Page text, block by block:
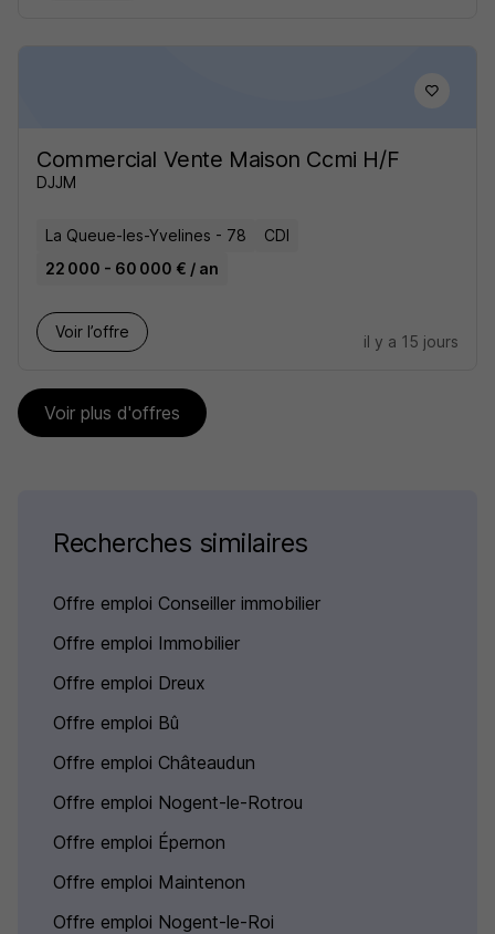
Commercial Vente Maison Ccmi H/F
DJJM
La Queue-les-Yvelines - 78
CDI
22 000 - 60 000 € / an
Voir l’offre
il y a 15 jours
Voir plus d'offres
Recherches similaires
Offre emploi Conseiller immobilier
Offre emploi Immobilier
Offre emploi Dreux
Offre emploi Bû
Offre emploi Châteaudun
Offre emploi Nogent-le-Rotrou
Offre emploi Épernon
Offre emploi Maintenon
Offre emploi Nogent-le-Roi